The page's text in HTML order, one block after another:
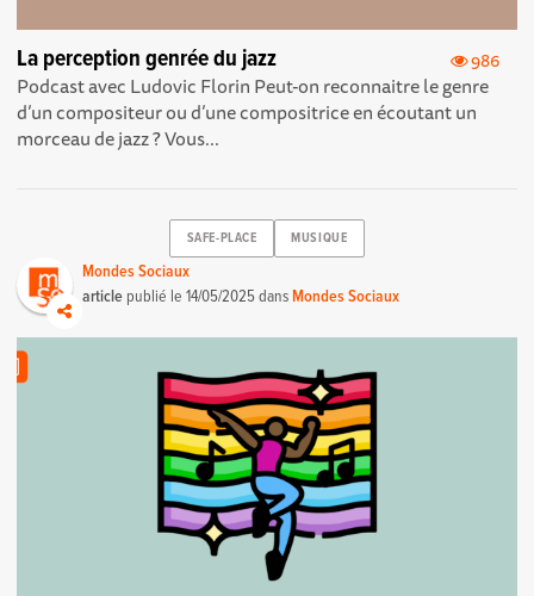
986
La perception genrée du jazz
Podcast avec Ludovic Florin Peut-on reconnaitre le genre
d’un compositeur ou d’une compositrice en écoutant un
morceau de jazz ? Vous...
SAFE-PLACE MUSIQUE
Mondes Sociaux
article publié le14/05/2025dansMondes Sociaux